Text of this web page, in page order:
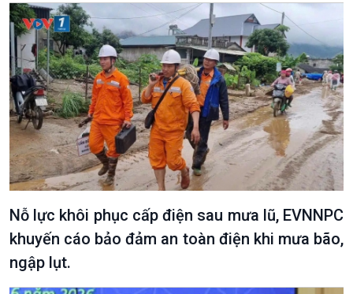
Nỗ lực khôi phục cấp điện sau mưa lũ, EVNNPC
khuyến cáo bảo đảm an toàn điện khi mưa bão,
ngập lụt.